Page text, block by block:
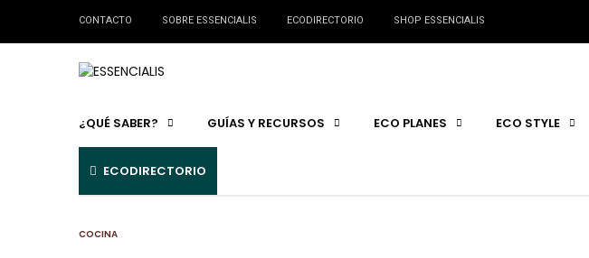
CONTACTO SOBRE ESSENCIALIS ECODIRECTORIO SHOP ESSENCIALIS
¿QUÉ SABER? GUÍAS Y RECURSOS ECO PLANES ECO STYLE
ECODIRECTORIO
COCINA